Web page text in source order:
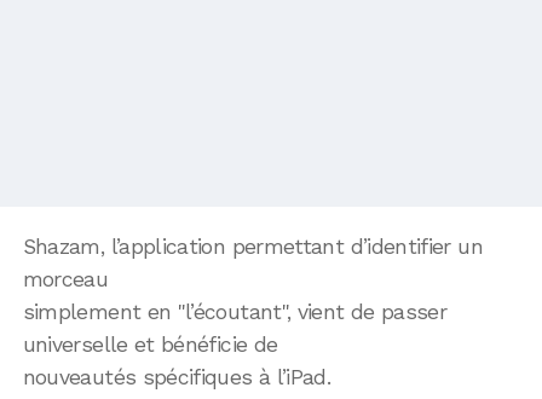
Shazam, l’application permettant d’identifier un
morceau
simplement en "l’écoutant", vient de passer
universelle et bénéficie de
nouveautés spécifiques à l’iPad.